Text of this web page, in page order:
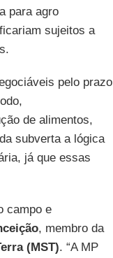
para agro
sujeitos a
pelo prazo
de alimentos,
subverta a lógica
já que essas
campo e
, membro da
(MST). “A MP